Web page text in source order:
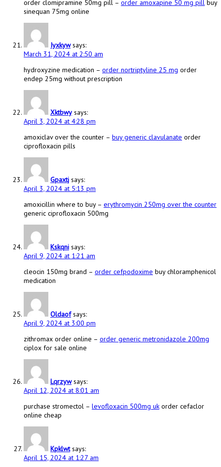
order clomipramine 50mg pill – order amoxapine 50 mg pill buy
sinequan 75mg online
Iyxkyw says:
March 31, 2024 at 2:50 am
hydroxyzine medication – order nortriptyline 25 mg order
endep 25mg without prescription
Xktbwy says:
April 3, 2024 at 4:28 pm
amoxiclav over the counter – buy generic clavulanate order
ciprofloxacin pills
Gpaxtj says:
April 3, 2024 at 5:13 pm
amoxicillin where to buy – erythromycin 250mg over the counter
generic ciprofloxacin 500mg
Kskqni says:
April 9, 2024 at 1:21 am
cleocin 150mg brand – order cefpodoxime buy chloramphenicol
medication
Oldaof says:
April 9, 2024 at 3:00 pm
zithromax order online – order generic metronidazole 200mg
ciplox for sale online
Lqrzyw says:
April 12, 2024 at 8:01 am
purchase stromectol – levofloxacin 500mg uk order cefaclor
online cheap
Kpklwt says:
April 15, 2024 at 1:27 am